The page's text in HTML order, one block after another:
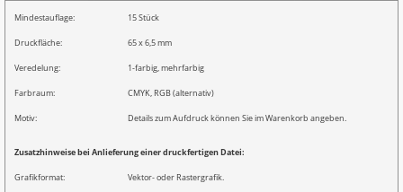
Mindestauflage: 15 Stück
Druckfläche: 65 x 6,5 mm
Veredelung: 1-farbig, mehrfarbig
Farbraum: CMYK, RGB (alternativ)
Motiv: Details zum Aufdruck können Sie im Warenkorb angeben.
Zusatzhinweise bei Anlieferung einer druckfertigen Datei:
Grafikformat: Vektor- oder Rastergrafik.